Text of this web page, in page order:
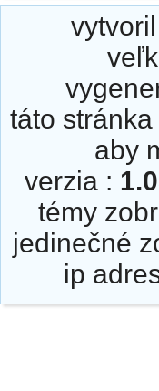
vytvoril
táto
aby
verzia :
témy
jedinečné
ip